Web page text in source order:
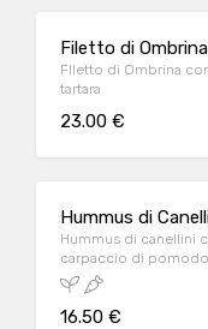
Filetto di
FIletto di Ombrina
tartara
23.00 €
Hummus di
Hummus di canellini
carpaccio di
16.50 €